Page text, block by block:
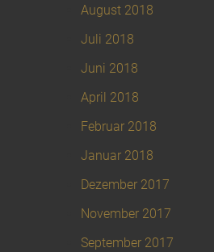
August 2018
Juli 2018
Juni 2018
April 2018
Februar 2018
Januar 2018
Dezember 2017
November 2017
September 2017